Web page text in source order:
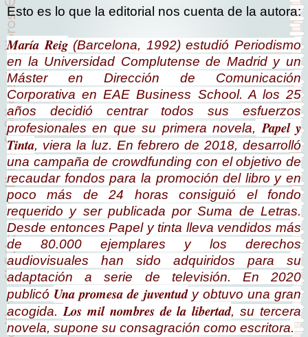
Esto es lo que la editorial nos cuenta de la autora:
María Reig(Barcelona, 1992) estudió Periodismo
en la Universidad Complutense de Madrid y un
Máster en Dirección de Comunicación
Corporativa en EAE Business School. A los 25
años decidió centrar todos sus esfuerzos
profesionales en que su primera novela, Papel y
Tinta, viera la luz. En febrero de 2018, desarrolló
una campaña de crowdfunding con el objetivo de
recaudar fondos para la promoción del libro y en
poco más de 24 horas consiguió el fondo
requerido y ser publicada por Suma de Letras.
Desde entoncesPapel y tinta lleva vendidos más
de 80.000 ejemplares y los derechos
audiovisuales han sido adquiridos para su
adaptación a serie de televisión. En 2020
publicó Una promesa de juventudy obtuvo una gran
acogida. Los mil nombres de la libertad, su tercera
novela, supone su consagración como escritora.